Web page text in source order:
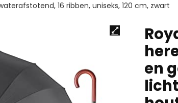
16 ribben, uniseks, 120 cm, zwart
en